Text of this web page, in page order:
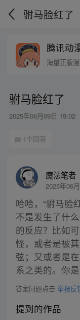
驸马脸红了
腾讯动
海量正版
驸马脸红了
2025年06月09日 19:02
1个回答
魔法笔者
2025年06
哈哈，“驸马脸
不是发生了什
的反应？比如
怪，或者是被
弦；又或者是
系之类的。你
答案问题点击 举报反
提到的作品